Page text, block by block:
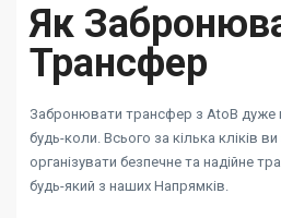
Як
Трансфер
Забронювати трансфер з AtoB дуже
будь-коли. Всього за кілька кліків
організувати безпечне та надійне
будь-який з наших Напрямків.